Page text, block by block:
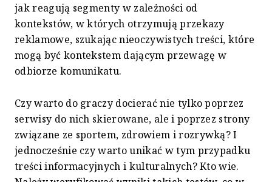
jak reagują segmenty w zależności od
kontekstów, w których otrzymują przekazy
reklamowe, szukając nieoczywistych treści, które
mogą być kontekstem dającym przewagę w
odbiorze komunikatu.
Czy warto do graczy docierać nie tylko poprzez
serwisy do nich skierowane, ale i poprzez strony
związane ze sportem, zdrowiem i rozrywką? I
jednocześnie czy warto unikać w tym przypadku
treści informacyjnych i kulturalnych? Kto wie.